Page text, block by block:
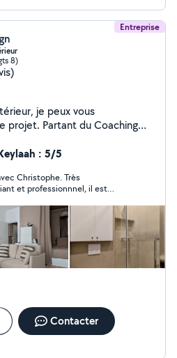
Entreprise
8)
Coaching
passant par la création de
choix de services qui ne
Bonne journée a
: 5/5
Christophe. Très
et professionnnel, il est
notre projet. Je vous
lui pour toute demande de
à vous Christophe!
Contacter